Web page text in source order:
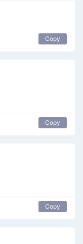
Copy
Copy
Copy